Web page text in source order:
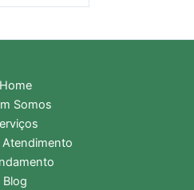
Home
Somos
Atendimento
Blog